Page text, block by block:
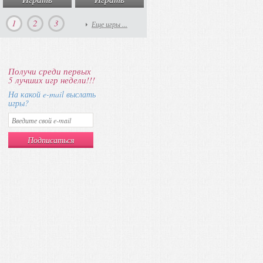
1
2 3 Еще игры ...
Получи среди первых
5 лучших игр недели!!!
На какой e-mail выслать
игры?